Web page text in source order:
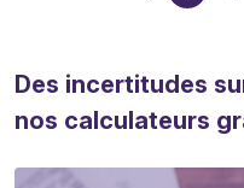
Des incertitudes
nos calculateurs